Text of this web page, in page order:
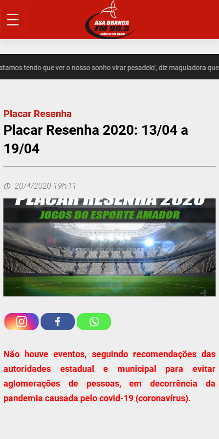
Pular
para
tendo que ver o nosso sonho virar pesadelo’, diz maquiadora que
Placar Resenha
Placar Resenha 2020: 13/04 a
19/04
20/4/2020 19h:11
Não houve eventos, seguindo recomendações das
autoridades estadual e municipal para evitar
aglomerações de pessoas, em decorrência da
pandemia causada pelo covid-19 (coronavírus).